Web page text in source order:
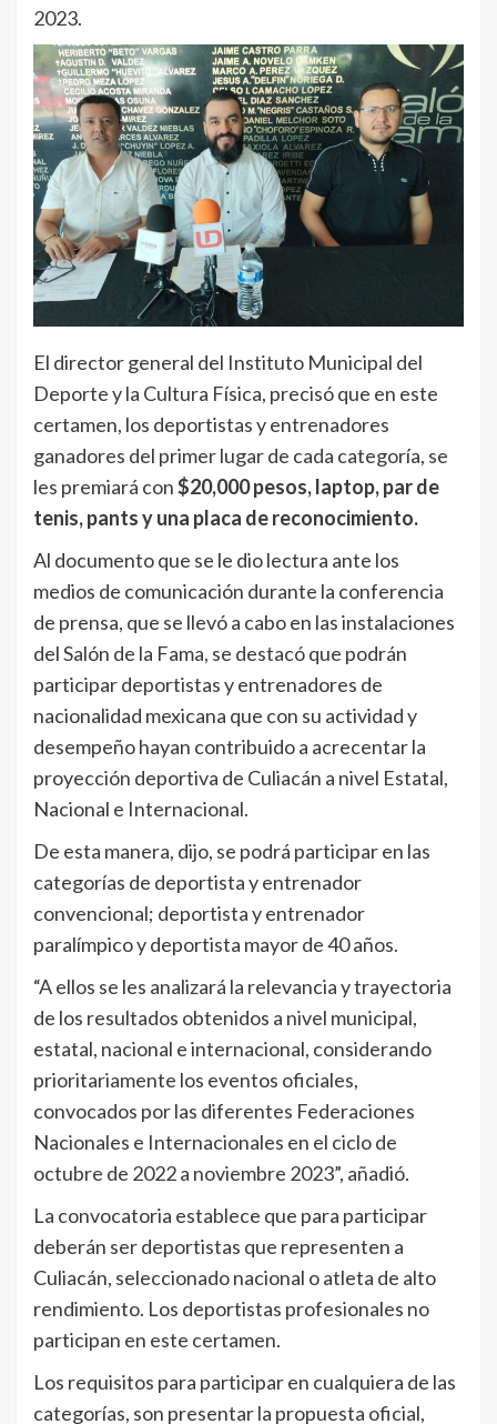
2023.
El director general del Instituto Municipal del
Deporte y la Cultura Física, precisó que en este
certamen, los deportistas y entrenadores
ganadores del primer lugar de cada categoría, se
les premiará con$20,000 pesos, laptop, par de
tenis, pants y una placa de reconocimiento.
Al documento que se le dio lectura ante los
medios de comunicación durante la conferencia
de prensa, que se llevó a cabo en las instalaciones
del Salón de la Fama, se destacó que podrán
participar deportistas y entrenadores de
nacionalidad mexicana que con su actividad y
desempeño hayan contribuido a acrecentar la
proyección deportiva de Culiacán a nivel Estatal,
Nacional e Internacional.
De esta manera, dijo, se podrá participar en las
categorías de deportista y entrenador
convencional; deportista y entrenador
paralímpico y deportista mayor de 40 años.
“A ellos se les analizará la relevancia y trayectoria
de los resultados obtenidos a nivel municipal,
estatal, nacional e internacional, considerando
prioritariamente los eventos oficiales,
convocados por las diferentes Federaciones
Nacionales e Internacionales en el ciclo de
octubre de 2022 a noviembre 2023”, añadió.
La convocatoria establece que para participar
deberán ser deportistas que representen a
Culiacán, seleccionado nacional o atleta de alto
rendimiento. Los deportistas profesionales no
participan en este certamen.
Los requisitos para participar en cualquiera de las
categorías, son presentar la propuesta oficial,